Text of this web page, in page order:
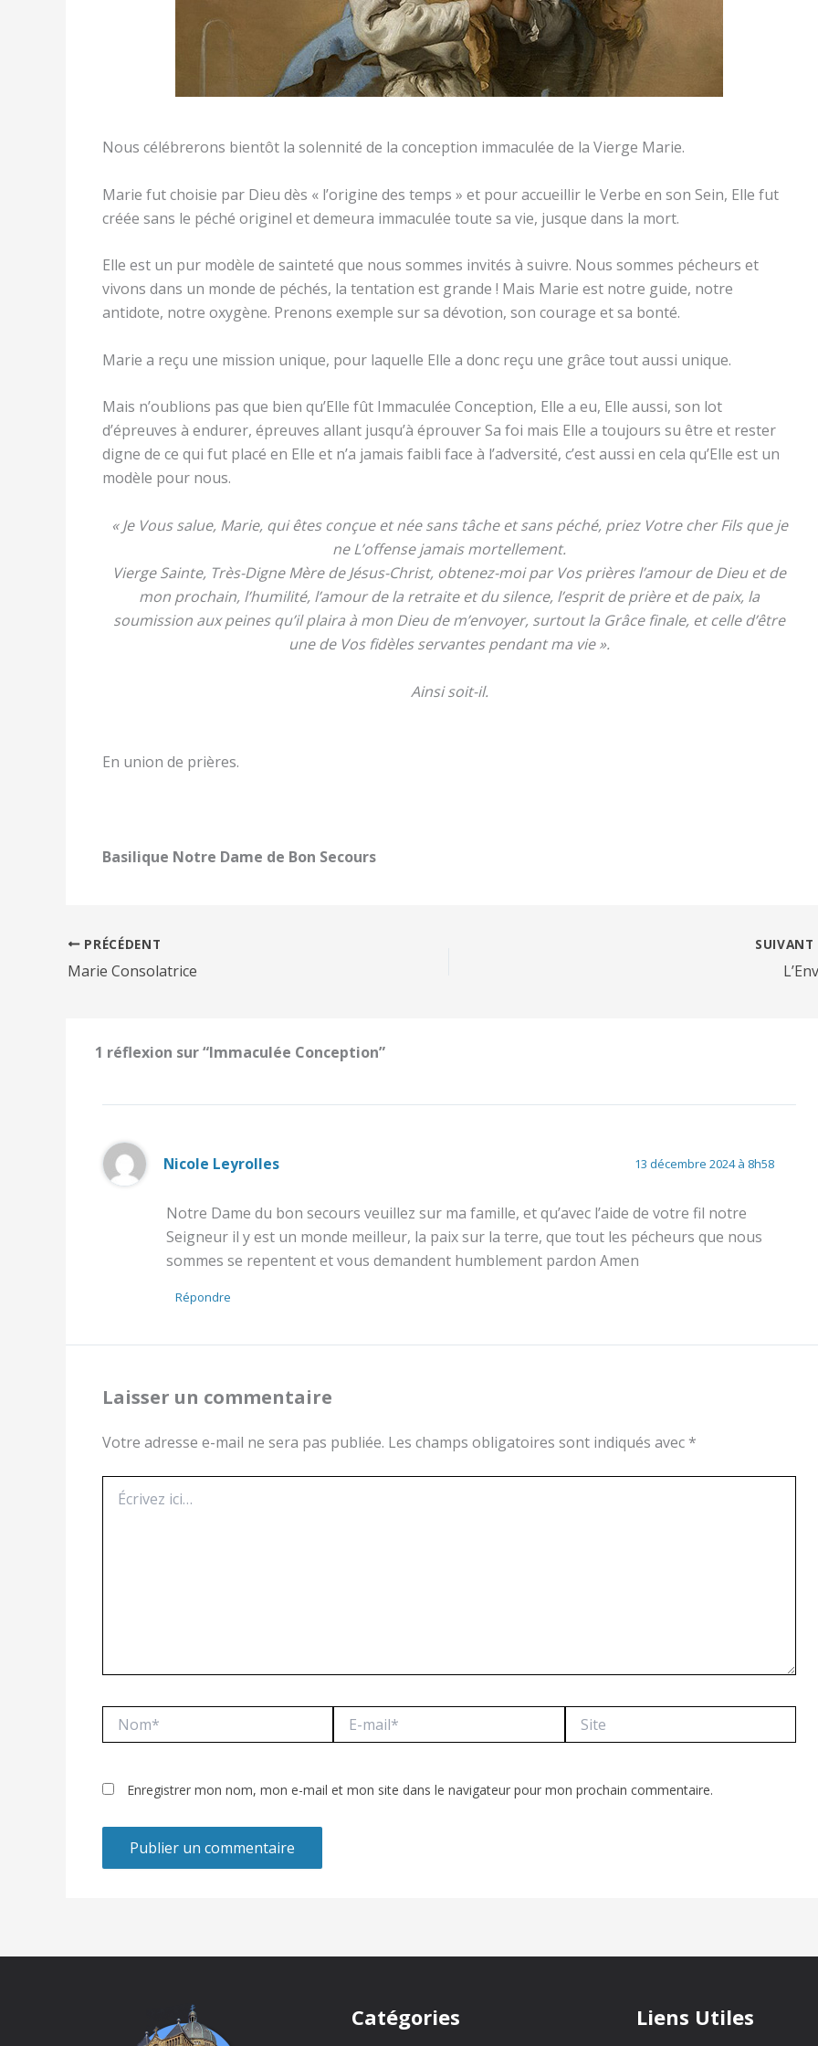
Nous célébrerons bientôt la solennité de la conception immaculée de la Vierge Marie.
Marie fut choisie par Dieu dès « l’origine des temps » et pour accueillir le Verbe en son Sein, Elle fut
créée sans le péché originel et demeura immaculée toute sa vie, jusque dans la mort.
Elle est un pur modèle de sainteté que nous sommes invités à suivre. Nous sommes pécheurs et
vivons dans un monde de péchés, la tentation est grande ! Mais Marie est notre guide, notre
antidote, notre oxygène. Prenons exemple sur sa dévotion, son courage et sa bonté.
Marie a reçu une mission unique, pour laquelle Elle a donc reçu une grâce tout aussi unique.
Mais n’oublions pas que bien qu’Elle fût Immaculée Conception, Elle a eu, Elle aussi, son lot
d’épreuves à endurer, épreuves allant jusqu’à éprouver Sa foi mais Elle a toujours su être et rester
digne de ce qui fut placé en Elle et n’a jamais faibli face à l’adversité, c’est aussi en cela qu’Elle est un
modèle pour nous.
« Je Vous salue, Marie, qui êtes conçue et née sans tâche et sans péché, priez Votre cher Fils que je
ne L’offense jamais mortellement.
Vierge Sainte, Très-Digne Mère de Jésus-Christ, obtenez-moi par Vos prières l’amour de Dieu et de
mon prochain, l’humilité, l’amour de la retraite et du silence, l’esprit de prière et de paix, la
soumission aux peines qu’il plaira à mon Dieu de m’envoyer, surtout la Grâce finale, et celle d’être
une de Vos fidèles servantes pendant ma vie ».
Ainsi soit-il.
En union de prières.
Basilique Notre Dame de Bon Secours
PRÉCÉDENT
Marie Consolatrice
SUIVANT
1 réflexion sur “Immaculée Conception”
Nicole Leyrolles 13 décembre 2024 à 8h58
Notre Dame du bon secours veuillez sur ma famille, et qu’avec l’aide de votre fil notre
Seigneur il y est un monde meilleur, la paix sur la terre, que tout les pécheurs que nous
sommes se repentent et vous demandent humblement pardon Amen
Répondre
Laisser un commentaire
Votre adresse e-mail ne sera pas publiée. Les champs obligatoires sont indiqués avec *
ici…
mail*
Enregistrer mon nom, mon e-mail et mon site dans le navigateur pour mon prochain commentaire.
Catégories Liens Utiles